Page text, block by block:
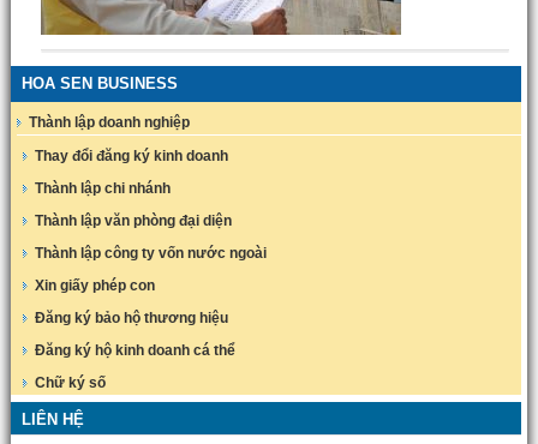
HOA SEN BUSINESS
Thành lập doanh nghiệp
Thay đổi đăng ký kinh doanh
Thành lập chi nhánh
Thành lập văn phòng đại diện
Thành lập công ty vốn nước ngoài
Xin giấy phép con
Đăng ký bảo hộ thương hiệu
Đăng ký hộ kinh doanh cá thể
Chữ ký số
LIÊN HỆ